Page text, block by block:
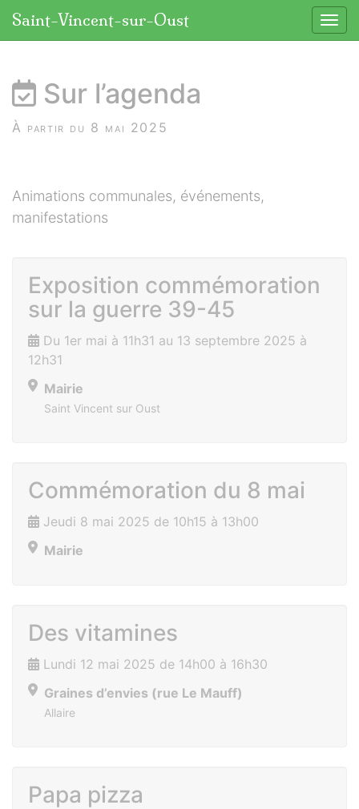
Saint-Vincent-sur-Oust
Sur l’agenda
À partir du 8 mai 2025
Animations communales, événements,
manifestations
Exposition commémoration
sur la guerre 39-45
Du 1er mai à 11h31 au 13 septembre 2025 à
12h31
Mairie
Saint Vincent sur Oust
Commémoration du 8 mai
Jeudi 8 mai 2025 de 10h15 à 13h00
Mairie
Des vitamines
Lundi 12 mai 2025 de 14h00 à 16h30
Graines d’envies (rue Le Mauff)
Allaire
Papa pizza
Panneau de gestion des cookies